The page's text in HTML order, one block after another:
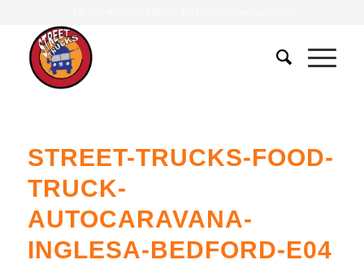
STREET-TRUCKS-FOOD-
TRUCK-
AUTOCARAVANA-
INGLESA-BEDFORD-E04